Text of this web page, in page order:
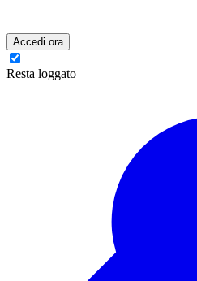
Accedi ora
Resta loggato